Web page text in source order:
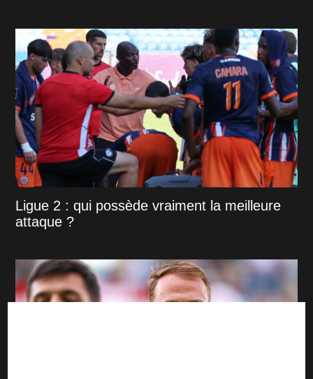
Ligue 2 : qui possède vraiment la meilleure
attaque ?